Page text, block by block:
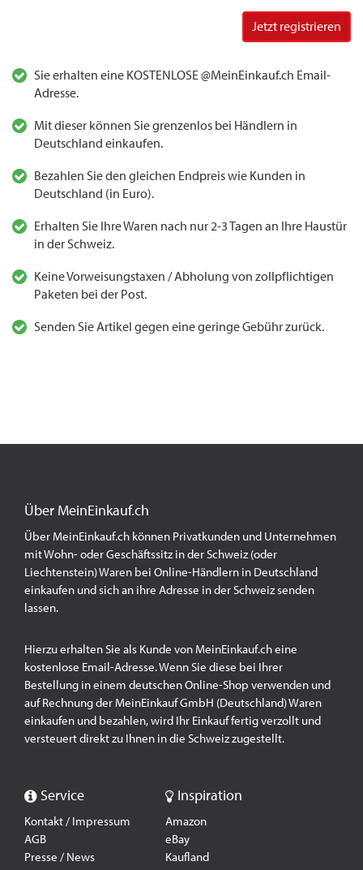
Jetzt registrieren
Sie erhalten eine KOSTENLOSE @MeinEinkauf.ch Email-
Adresse.
Mit dieser können Sie grenzenlos bei Händlern in
Deutschland einkaufen.
Bezahlen Sie den gleichen Endpreis wie Kunden in
Deutschland (in Euro).
Erhalten Sie Ihre Waren nach nur 2-3 Tagen an Ihre Haustür
in der Schweiz.
Keine Vorweisungstaxen / Abholung von zollpflichtigen
Paketen bei der Post.
Senden Sie Artikel gegen eine geringe Gebühr zurück.
Über MeinEinkauf.ch
Über MeinEinkauf.ch können Privatkunden und Unternehmen
mit Wohn- oder Geschäftssitz in der Schweiz (oder
Liechtenstein) Waren bei Online-Händlern in Deutschland
einkaufen und sich an ihre Adresse in der Schweiz senden
lassen.
Hierzu erhalten Sie als Kunde von MeinEinkauf.ch eine
kostenlose Email-Adresse. Wenn Sie diese bei Ihrer
Bestellung in einem deutschen Online-Shop verwenden und
auf Rechnung der MeinEinkauf GmbH (Deutschland) Waren
einkaufen und bezahlen, wird Ihr Einkauf fertig verzollt und
versteuert direkt zu Ihnen in die Schweiz zugestellt.
Service
Kontakt / Impressum
AGB
Presse / News
Inspiration
Amazon
eBay
Kaufland